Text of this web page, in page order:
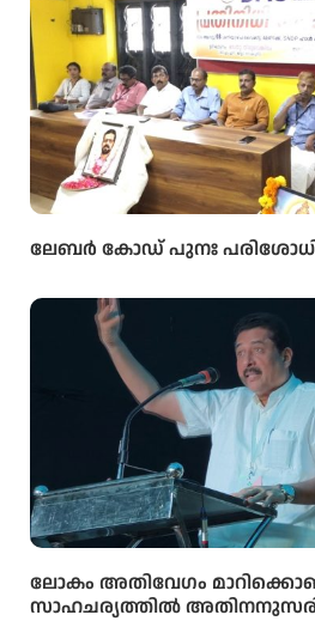
ലേബർ കോഡ് പുനഃ
ലോകം അതിവേഗം
സാഹചര്യത്തിൽ